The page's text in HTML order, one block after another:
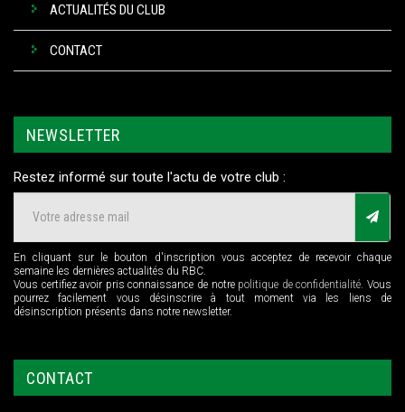
ACTUALITÉS DU CLUB
CONTACT
NEWSLETTER
Restez informé sur toute l'actu de votre club :
En cliquant sur le bouton d'inscription vous acceptez de recevoir chaque
semaine les dernières actualités du RBC.
Vous certifiez avoir pris connaissance de notre politique de confidentialité. Vous
pourrez facilement vous désinscrire à tout moment via les liens de
désinscription présents dans notre newsletter.
CONTACT